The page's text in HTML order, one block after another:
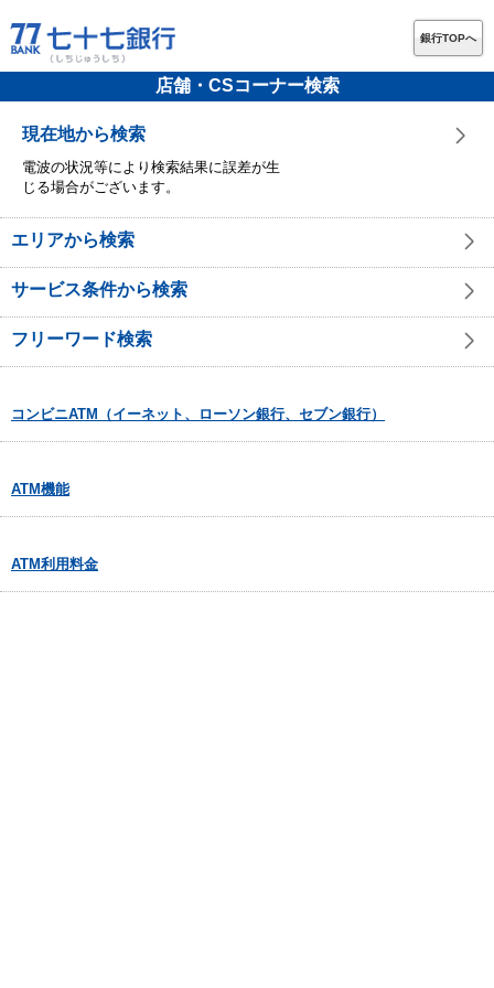
銀行TOPへ
店舗・CSコーナー検索
現在地から検索
電波の状況等により検索結果に誤差が生
じる場合がございます。
エリアから検索
サービス条件から検索
フリーワード検索
コンビニATM（イーネット、ローソン銀行、セブン銀行）
ATM機能
ATM利用料金